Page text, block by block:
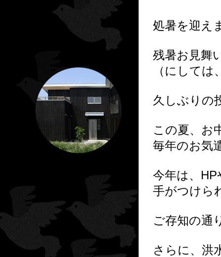
処暑を迎え
残暑お見舞
（にして
久しぶりの
この夏、お
毎年のお気
今年は、
手がつけら
ご存知の通
さらに、洪